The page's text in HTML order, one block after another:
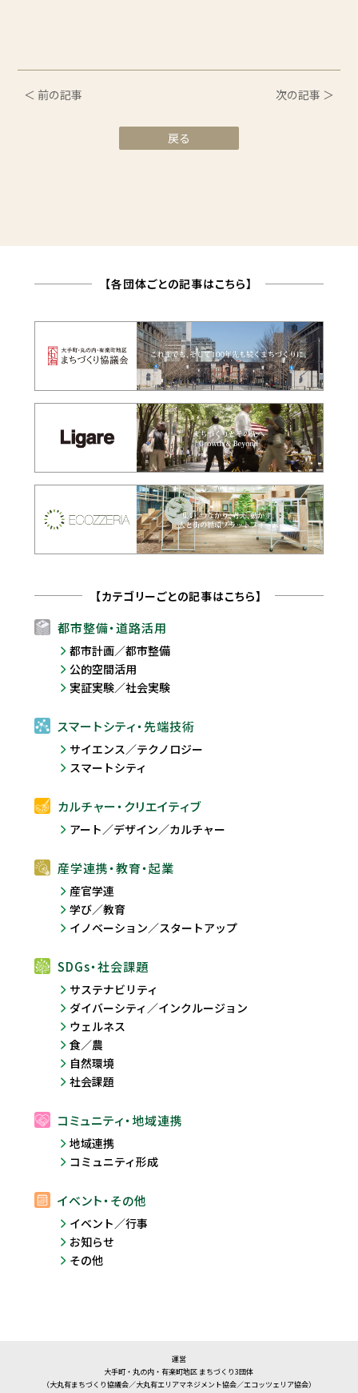
＜ 前の記事 次の記事 ＞
戻る
【各団体ごとの記事はこちら】
【カテゴリーごとの記事はこちら】
都市整備・道路活用
都市計画／都市整備
公的空間活用
実証実験／社会実験
スマートシティ・先端技術
サイエンス／テクノロジー
スマートシティ
カルチャー・クリエイティブ
アート／デザイン／カルチャー
産学連携・教育・起業
産官学連
学び／教育
イノベーション／スタートアップ
SDGs・社会課題
サステナビリティ
ダイバーシティ／インクルージョン
ウェルネス
食／農
自然環境
社会課題
コミュニティ・地域連携
地域連携
コミュニティ形成
イベント・その他
イベント／行事
お知らせ
その他
運営
大手町・丸の内・有楽町地区 まちづくり3団体
（大丸有まちづくり協議会／大丸有エリアマネジメント協会／エコッツェリア協会）